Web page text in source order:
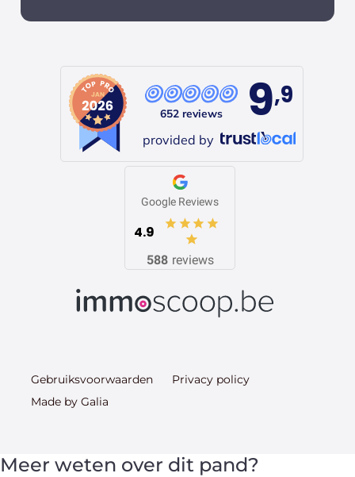
652 reviews 9,9
provided by
Google Reviews
4.9
588 reviews
Gebruiksvoorwaarden
Privacy policy
Made by Galia
Meer weten over dit pand?